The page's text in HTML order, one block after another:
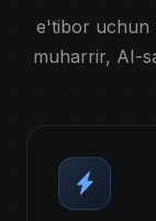
e'tibor uchun
muharrir, AI-